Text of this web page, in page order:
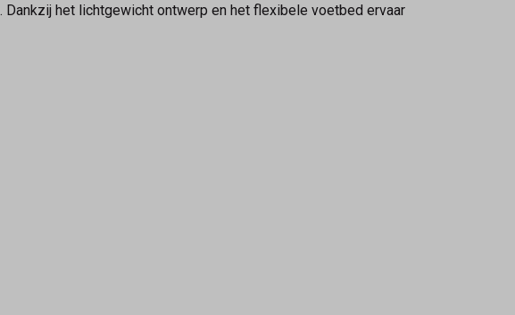
het lichtgewicht ontwerp en het flexibele voetbed ervaar